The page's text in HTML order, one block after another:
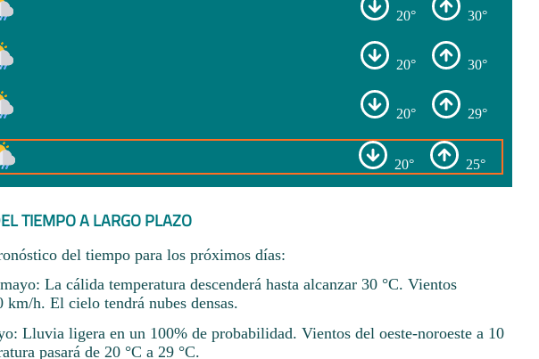
20° 30°
20° 30°
20° 29°
20° 25°
TIEMPO A LARGO PLAZO
del tiempo para los próximos días:
La cálida temperatura descenderá hasta alcanzar 30 °C. Vientos
km/h. El cielo tendrá nubes densas.
Lluvia ligera en un 100% de probabilidad. Vientos del oeste-noroeste a 10
pasará de 20 °C a 29 °C.